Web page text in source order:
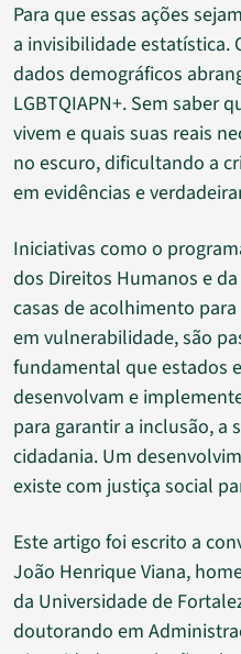
Para que essas ações
a invisibilidade estatística.
dados demográficos
LGBTQIAPN+. Sem saber
vivem e quais suas reais
no escuro, dificultando a
em evidências e
Iniciativas como o
dos Direitos Humanos e
casas de acolhimento
em vulnerabilidade, são
fundamental que estados
desenvolvam e
para garantir a inclusão, a
cidadania. Um
existe com justiça social
Este artigo foi escrito a
João Henrique Viana,
da Universidade de
doutorando em